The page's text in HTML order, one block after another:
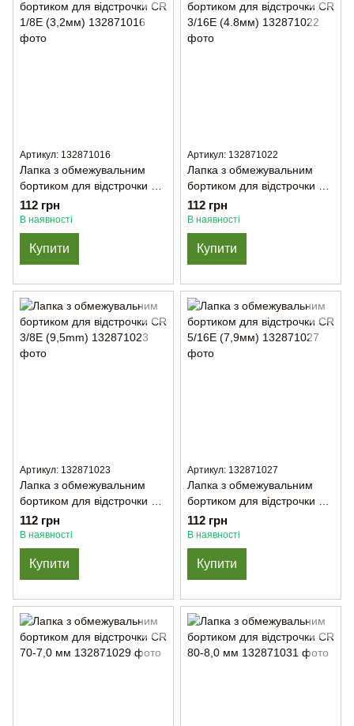
Артикул: 132871016
Лапка з обмежувальним
бортиком для відстрочки CR
1/8Е (3,2мм)
112 грн
В наявності
Купити
Артикул: 132871022
Лапка з обмежувальним
бортиком для відстрочки CR
3/16E (4.8мм)
112 грн
В наявності
Купити
Артикул: 132871023
Лапка з обмежувальним
бортиком для відстрочки CR
3/8Е (9,5mm)
112 грн
В наявності
Купити
Артикул: 132871027
Лапка з обмежувальним
бортиком для відстрочки CR
5/16Е (7,9мм)
112 грн
В наявності
Купити